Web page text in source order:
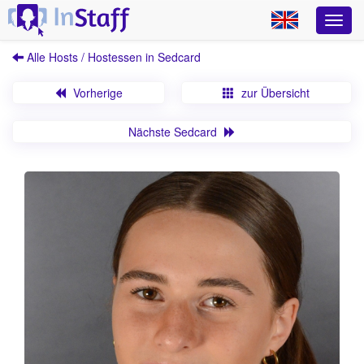
Alle Hosts / Hostessen in Sedcard
Vorherige zur Übersicht
Nächste Sedcard